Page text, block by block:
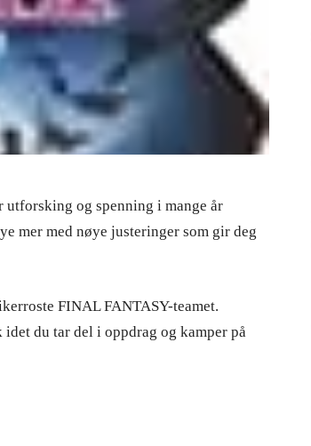
og spenning i mange år
mer med nøye justeringer som gir deg
FINAL FANTASY-teamet.
du tar del i oppdrag og kamper på